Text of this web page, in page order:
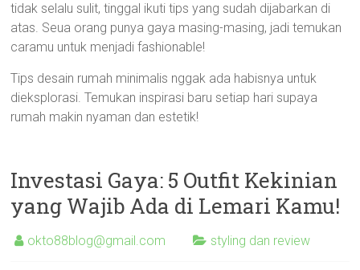
tidak selalu sulit, tinggal ikuti tips yang sudah dijabarkan di
atas. Seua orang punya gaya masing-masing, jadi temukan
caramu untuk menjadi fashionable!
Tips desain rumah minimalis nggak ada habisnya untuk
dieksplorasi. Temukan inspirasi baru setiap hari supaya
rumah makin nyaman dan estetik!
Investasi Gaya: 5 Outfit Kekinian
yang Wajib Ada di Lemari Kamu!
okto88blog@gmail.com styling dan review